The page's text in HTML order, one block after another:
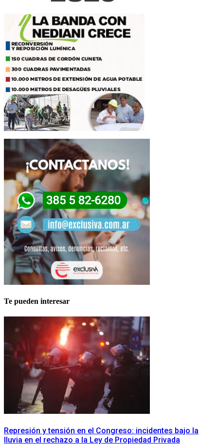
Te pueden interesar
Represión y tensión en el Congreso: incidentes bajo la
lluvia en el rechazo a la Ley de Propiedad Privada